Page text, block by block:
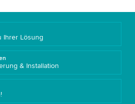
Ihrer Lösung
& Installation